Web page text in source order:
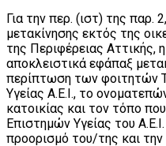
Για την περ. (ιστ) της παρ.
μετακίνησης εκτός της
της Περιφέρειας Αττικής,
αποκλειστικά εφάπαξ
περίπτωση των φοιτητών
Υγείας Α.Ε.Ι., το
κατοικίας και τον τόπο
Επιστημών Υγείας του
προορισμό του/της και την